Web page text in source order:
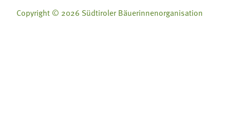
Copyright © 2026 Südtiroler Bäuerinnenorganisation